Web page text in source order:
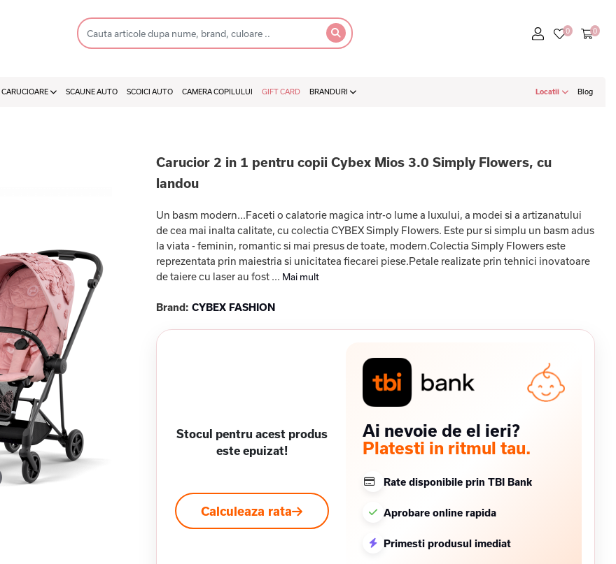
CARUCIOARE SCAUNE AUTO SCOICI AUTO CAMERA COPILULUI GIFT CARD BRANDURI Locatii Blog
Carucior 2 in 1 pentru copii Cybex Mios 3.0 Simply Flowers, cu
landou
Un basm modern...Faceti o calatorie magica intr-o lume a luxului, a modei si a artizanatului
de cea mai inalta calitate, cu colectia CYBEX Simply Flowers. Este pur si simplu un basm adus
la viata - feminin, romantic si mai presus de toate, modern.Colectia Simply Flowers este
reprezentata prin maiestria si unicitatea fiecarei piese.Petale realizate prin tehnici inovatoare
de taiere cu laser au fost ... Mai mult
Brand: CYBEX FASHION
Stocul pentru acest produs
este epuizat!
Calculeaza rata
Ai nevoie de el ieri?
Platesti in ritmul tau.
Rate disponibile prin TBI Bank
Aprobare online rapida
Primesti produsul imediat